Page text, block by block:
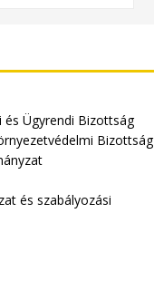
és Ügyrendi Bizottság
Bizottság
és szabályozási